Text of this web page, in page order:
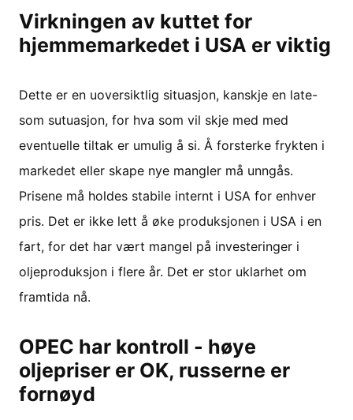
Virkningen av kuttet for
hjemmemarkedet i USA er viktig
Dette er en uoversiktlig situasjon, kanskje en late-
som sutuasjon, for hva som vil skje med med
eventuelle tiltak er umulig å si. Å forsterke frykten i
markedet eller skape nye mangler må unngås.
Prisene må holdes stabile internt i USA for enhver
pris. Det er ikke lett å øke produksjonen i USA i en
fart, for det har vært mangel på investeringer i
oljeproduksjon i flere år. Det er stor uklarhet om
framtida nå.
OPEC har kontroll - høye
oljepriser er OK, russerne er
fornøyd